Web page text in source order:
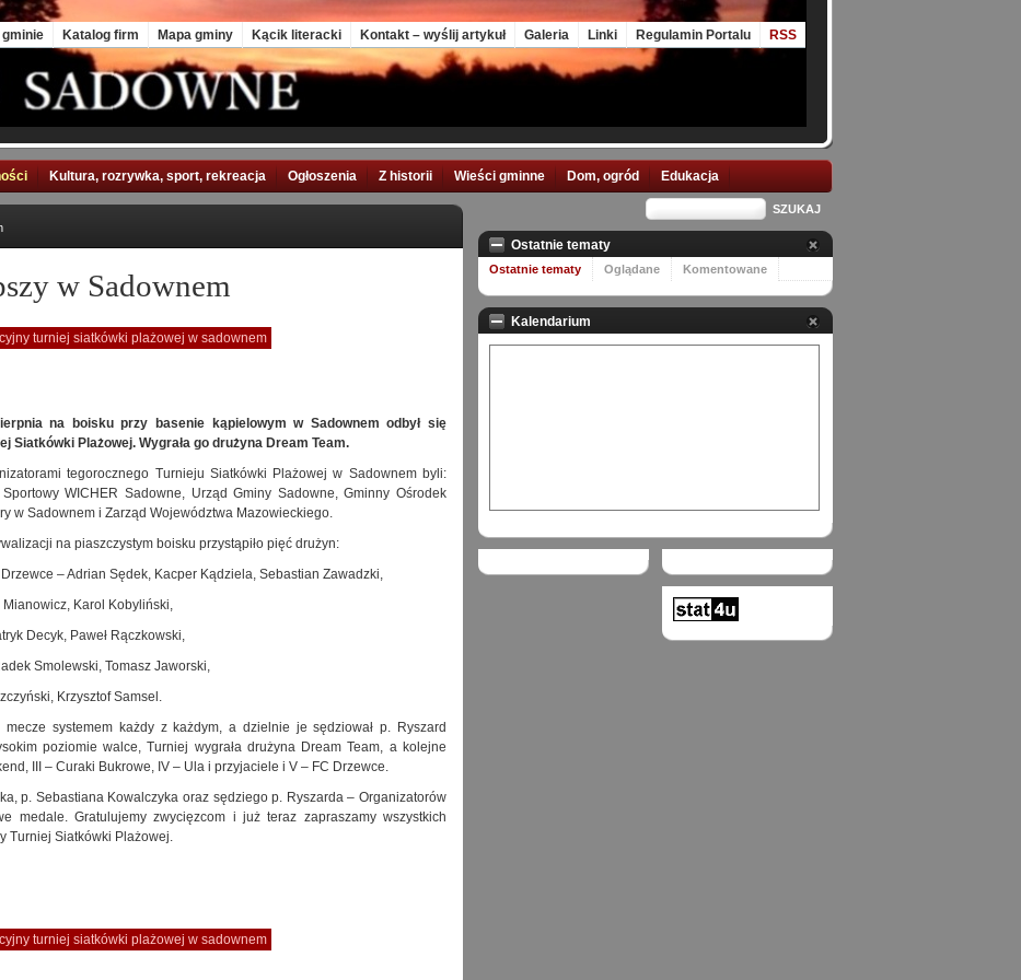
gminie Katalog firm Mapa gminy Kącik literacki Kontakt – wyślij artykuł Galeria Linki Regulamin Portalu RSS
Kultura, rozrywka, sport, rekreacja Ogłoszenia Z historii Wieści gminne Dom, ogród Edukacja
w Sadownem
turniej siatkówki plażowej w sadownem
na boisku przy basenie kąpielowym w Sadownem odbył się
Siatkówki Plażowej. Wygrała go drużyna Dream Team.
tegorocznego Turnieju Siatkówki Plażowej w Sadownem byli:
Sportowy WICHER Sadowne, Urząd Gminy Sadowne, Gminny Ośrodek
w Sadownem i Zarząd Województwa Mazowieckiego.
na piaszczystym boisku przystąpiło pięć drużyn:
– Adrian Sędek, Kacper Kądziela, Sebastian Zawadzki,
Karol Kobyliński,
Decyk, Paweł Rączkowski,
Smolewski, Tomasz Jaworski,
Krzysztof Samsel.
mecze systemem każdy z każdym, a dzielnie je sędziował p. Ryszard
poziomie walce, Turniej wygrała drużyna Dream Team, a kolejne
III – Curaki Bukrowe, IV – Ula i przyjaciele i V – FC Drzewce.
p. Sebastiana Kowalczyka oraz sędziego p. Ryszarda – Organizatorów
medale. Gratulujemy zwycięzcom i już teraz zapraszamy wszystkich
Turniej Siatkówki Plażowej.
turniej siatkówki plażowej w sadownem
Ostatnie tematy
Ostatnie tematy Oglądane Komentowane
Kalendarium